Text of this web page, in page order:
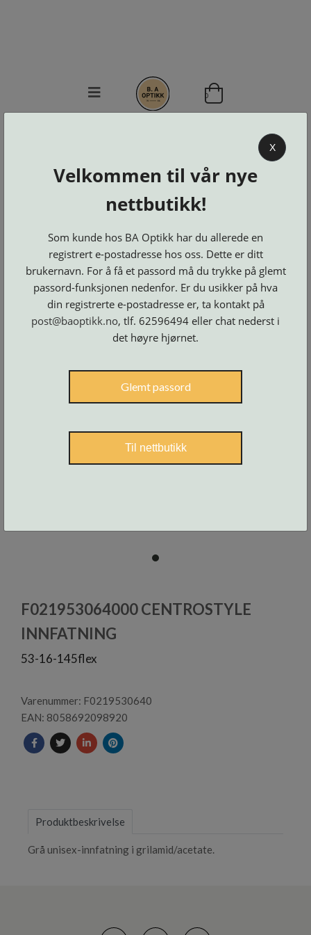
KONTAKT
BESTILL
LOGG INN
0
Brillerens
Brillesnorer
on
og
Suncover
Etuier
Innfatninger
Lesebriller
Luper
ogMaskiner
Microkluter
og
Skruer
Solbriller
Verktøy
og
tilbehør
item
of
1
F021953064000 CENTROSTYLE
INNFATNING
53-16-145flex
Varenummer: F0219530640
EAN: 8058692098920
Produktbeskrivelse
Grå unisex-innfatning i grilamid/acetate.
X
Velkommen til vår nye
nettbutikk!
Som kunde hos BA Optikk har du allerede en
registrert e-postadresse hos oss. Dette er ditt
brukernavn. For å få et passord må du trykke på glemt
passord-funksjonen nedenfor. Er du usikker på hva
din registrerte e-postadresse er, ta kontakt på
post@baoptikk.no, tlf. 62596494 eller chat nederst i
det høyre hjørnet.
Glemt passord
Til nettbutikk